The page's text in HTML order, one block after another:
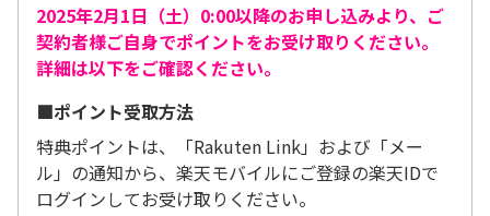
2025年2月1日（土）0:00以降のお申し込みより、ご
契約者様ご自身でポイントをお受け取りください。
詳細は以下をご確認ください。
■ポイント受取方法
特典ポイントは、「Rakuten Link」および「メー
ル」の通知から、楽天モバイルにご登録の楽天IDで
ログインしてお受け取りください。